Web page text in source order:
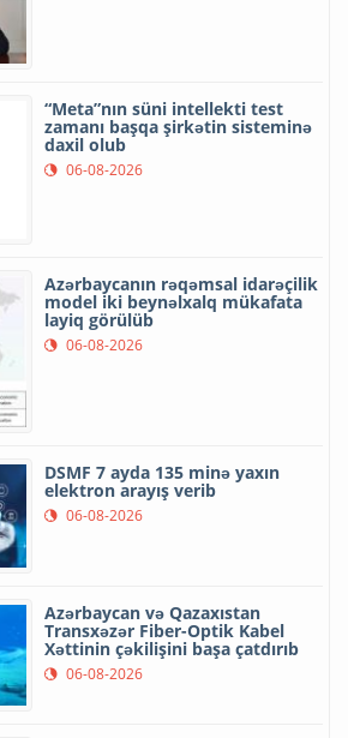
“Meta”nın süni intellekti test
zamanı başqa şirkətin sisteminə
daxil olub
06-08-2026
Azərbaycanın rəqəmsal idarəçilik
model iki beynəlxalq mükafata
layiq görülüb
06-08-2026
DSMF 7 ayda 135 minə yaxın
elektron arayış verib
06-08-2026
Azərbaycan və Qazaxıstan
Transxəzər Fiber-Optik Kabel
Xəttinin çəkilişini başa çatdırıb
06-08-2026